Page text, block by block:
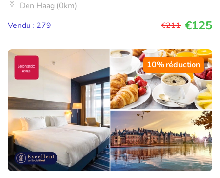
Den Haag (0km)
Vendu : 279
€211 €125
10% réduction